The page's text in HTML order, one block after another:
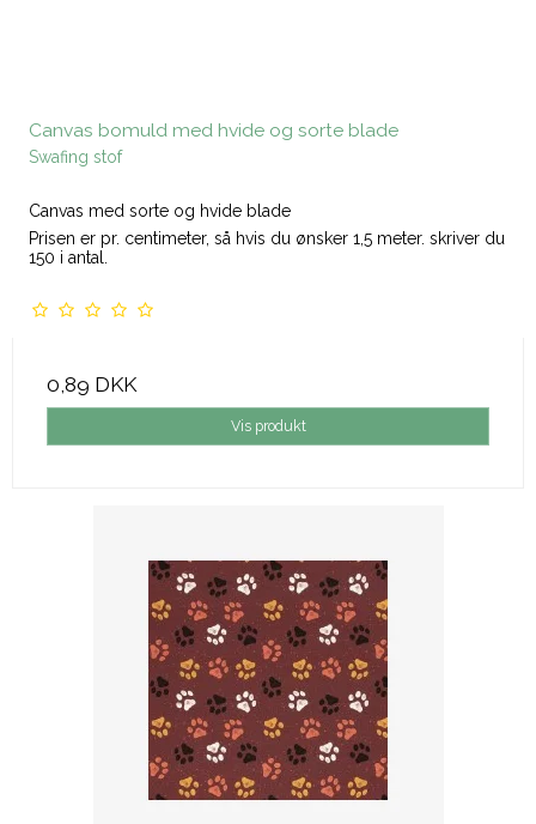
Canvas bomuld med hvide og sorte blade
Swafing stof
Canvas med sorte og hvide blade
Prisen er pr. centimeter, så hvis du ønsker 1,5 meter. skriver du
150 i antal.
0,89 DKK
Vis produkt